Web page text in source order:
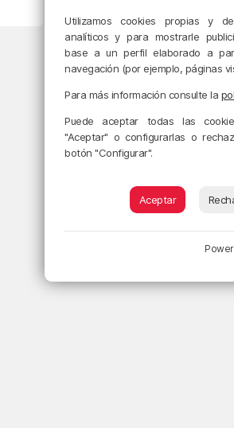
Utilizamos cookies propias y
analíticos y para mostrarle
base a un perfil elaborado a
navegación (por ejemplo, páginas
Para más información consulte la
Puede aceptar todas las
"Aceptar" o configurarlas o
botón "Configurar".
Aceptar